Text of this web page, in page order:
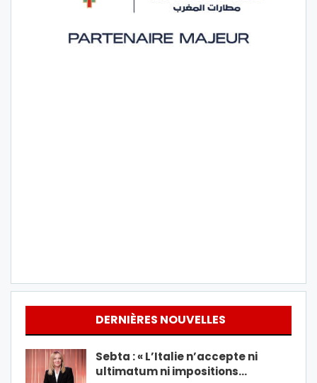
DERNIÈRES NOUVELLES
Sebta : « L’Italie n’accepte ni
ultimatum ni impositions…